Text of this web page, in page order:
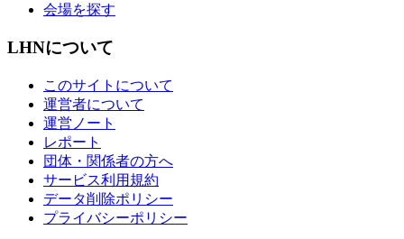
会場を探す
LHNについて
このサイトについて
運営者について
運営ノート
レポート
団体・関係者の方へ
サービス利用規約
データ削除ポリシー
プライバシーポリシー